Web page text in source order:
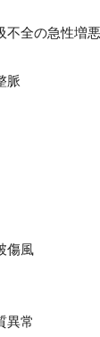
不全の急性増悪
脈
傷風
異常